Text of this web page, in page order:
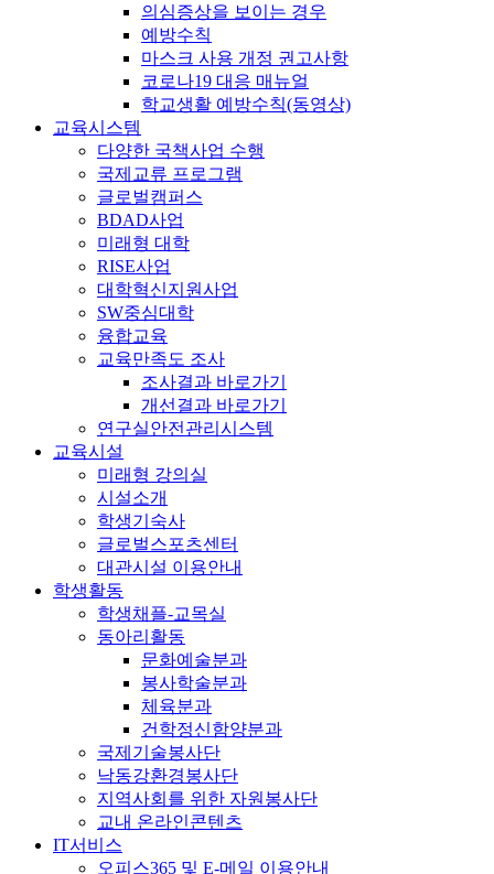
의심증상을 보이는 경우
예방수칙
마스크 사용 개정 권고사항
코로나19 대응 매뉴얼
학교생활 예방수칙(동영상)
교육시스템
다양한 국책사업 수행
국제교류 프로그램
글로벌캠퍼스
BDAD사업
미래형 대학
RISE사업
대학혁신지원사업
SW중심대학
융합교육
교육만족도 조사
조사결과 바로가기
개선결과 바로가기
연구실안전관리시스템
교육시설
미래형 강의실
시설소개
학생기숙사
글로벌스포츠센터
대관시설 이용안내
학생활동
학생채플-교목실
동아리활동
문화예술분과
봉사학술분과
체육분과
건학정신함양분과
국제기술봉사단
낙동강환경봉사단
지역사회를 위한 자원봉사단
교내 온라인콘텐츠
IT서비스
오피스365 및 E-메일 이용안내